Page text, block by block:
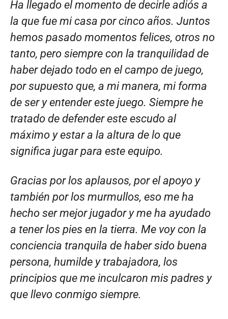
Ha llegado el momento de decirle adiós a
la que fue mi casa por cinco años. Juntos
hemos pasado momentos felices, otros no
tanto, pero siempre con la tranquilidad de
haber dejado todo en el campo de juego,
por supuesto que, a mi manera, mi forma
de ser y entender este juego. Siempre he
tratado de defender este escudo al
máximo y estar a la altura de lo que
significa jugar para este equipo.
Gracias por los aplausos, por el apoyo y
también por los murmullos, eso me ha
hecho ser mejor jugador y me ha ayudado
a tener los pies en la tierra. Me voy con la
conciencia tranquila de haber sido buena
persona, humilde y trabajadora, los
principios que me inculcaron mis padres y
que llevo conmigo siempre.